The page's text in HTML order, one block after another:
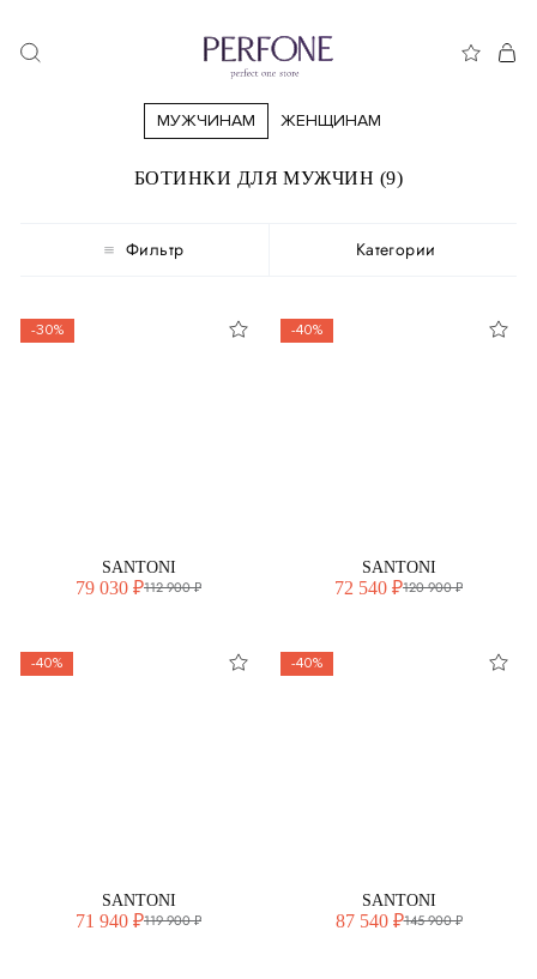
МУЖЧИНАМ ЖЕНЩИНАМ
БОТИНКИ ДЛЯ МУЖЧИН (9)
Фильтр Категории
-30%
SANTONI
79 030 ₽112 900 ₽
-40%
SANTONI
72 540 ₽120 900 ₽
-40%
SANTONI
71 940 ₽119 900 ₽
-40%
SANTONI
87 540 ₽145 900 ₽